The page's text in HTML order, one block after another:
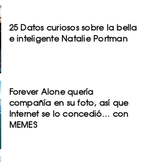
25 Datos curiosos sobre la bella
e inteligente Natalie Portman
Forever Alone quería
compañía en su foto, así que
Internet se lo concedió… con
MEMES